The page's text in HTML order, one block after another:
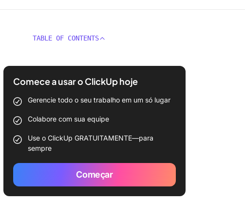
TABLE OF CONTENTS
Comece a usar o ClickUp hoje
Gerencie todo o seu trabalho em um só lugar
Colabore com sua equipe
Use o ClickUp GRATUITAMENTE—para
sempre
Começar